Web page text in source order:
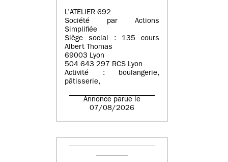
L’ATELIER 692
Société par Actions
Simplifiée
Siège social : 135 cours
Albert Thomas
69003 Lyon
504 643 297 RCS Lyon
Activité : boulangerie,
pâtisserie,
Annonce parue le
07/08/2026